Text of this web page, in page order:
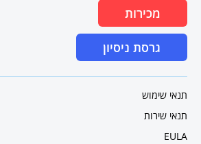
מכירות
גרסת ניסיון
תנאי שימוש
תנאי שירות
EULA